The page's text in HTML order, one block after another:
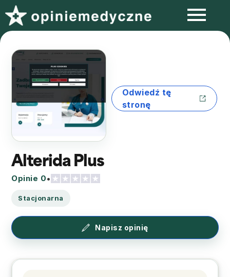
Odwiedź tę
stronę
Alterida Plus
Opinie 0•
Stacjonarna
Napisz opinię